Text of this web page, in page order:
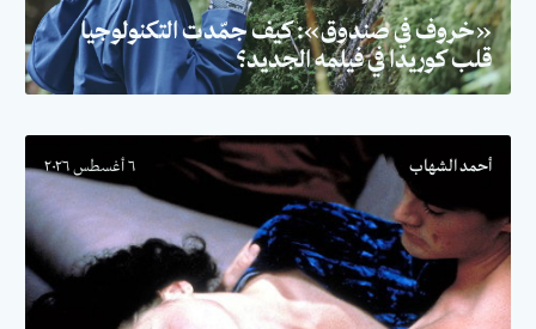
«خروف في صندوق»: كيف جمّدت التكنولوجيا
قلب كوريدا في فيلمه الجديد؟
أحمد الشهاب ٦ أغسطس ٢٠٢٦